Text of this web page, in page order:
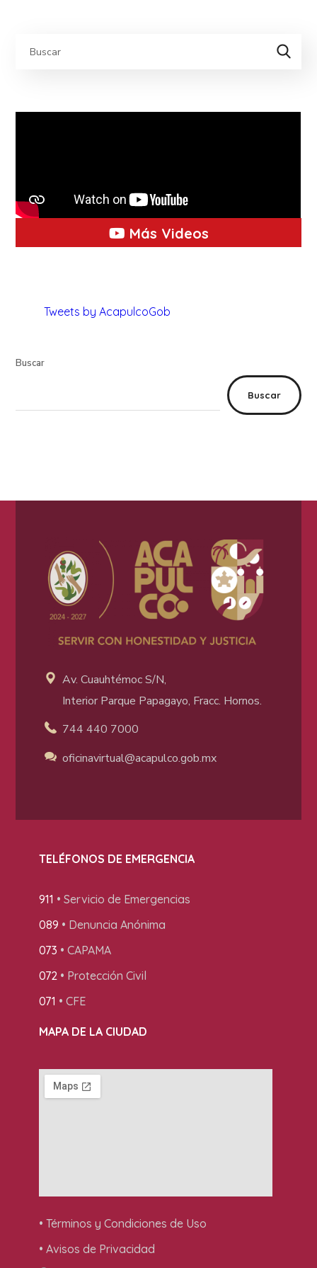
Más Videos
Tweets by AcapulcoGob
Buscar
Buscar
Av. Cuauhtémoc S/N,
Interior Parque Papagayo, Fracc. Hornos.
744 440 7000
oficinavirtual@acapulco.gob.mx
TELÉFONOS DE EMERGENCIA
911 • Servicio de Emergencias
089 • Denuncia Anónima
073 • CAPAMA
072• Protección Civil
071 • CFE
MAPA DE LA CIUDAD
• Términos y Condiciones de Uso
• Avisos de Privacidad